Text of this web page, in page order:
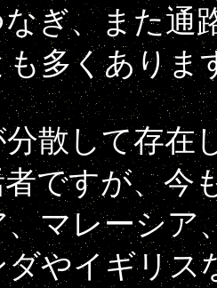
ぎ、また通
多くありま
散して存在
ですが、今
マレーシア
ダやイギリ